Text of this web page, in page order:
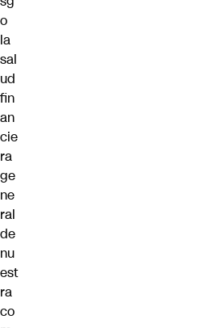
o
la
sal
ud
fin
an
cie
ra
ge
ne
ral
de
nu
est
ra
co